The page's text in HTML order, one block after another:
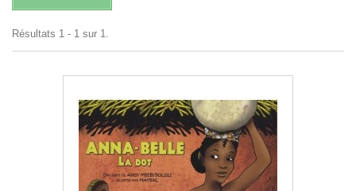
Résultats 1 - 1 sur 1.